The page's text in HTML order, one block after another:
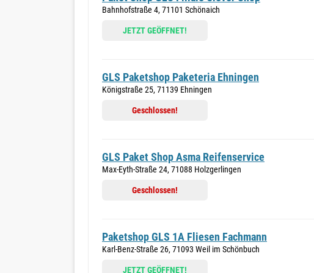
Bahnhofstraße 4, 71101 Schönaich
JETZT GEÖFFNET!
GLS Paketshop Paketeria Ehningen
Königstraße 25, 71139 Ehningen
Geschlossen!
GLS Paket Shop Asma Reifenservice
Max-Eyth-Straße 24, 71088 Holzgerlingen
Geschlossen!
Paketshop GLS 1A Fliesen Fachmann
Karl-Benz-Straße 26, 71093 Weil im Schönbuch
JETZT GEÖFFNET!